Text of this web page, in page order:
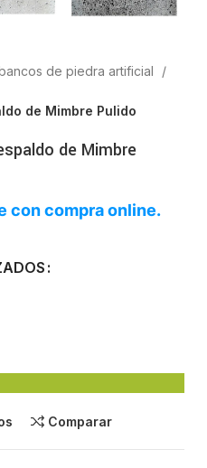
de piedra artificial
de Mimbre Pulido
de Mimbre
con compra online.
Comparar